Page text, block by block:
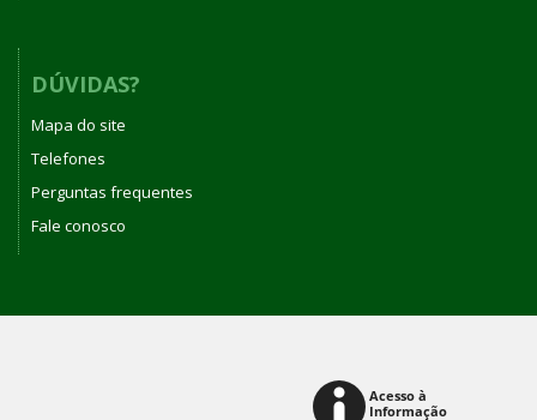
DÚVIDAS?
Mapa do site
Telefones
Perguntas frequentes
Fale conosco